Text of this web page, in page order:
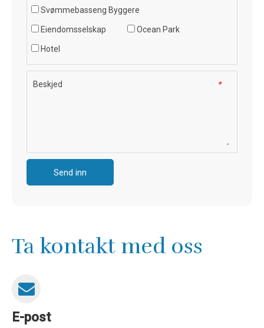
Svømmebasseng Byggere
Eiendomsselskap Ocean Park
Hotel
*
Beskjed
Send inn
Ta kontakt med oss
E-post